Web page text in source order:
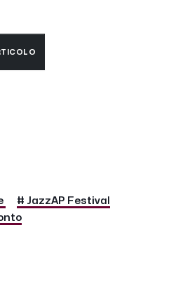
# JazzAP Festival